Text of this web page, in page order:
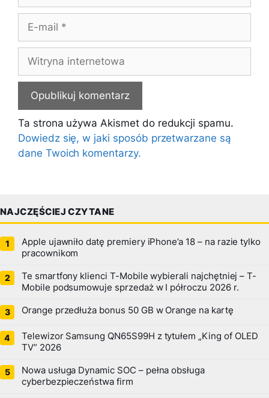
Witryna
internetowa
Ta strona używa Akismet do redukcji spamu.
Dowiedz się, w jaki sposób przetwarzane są
dane Twoich komentarzy.
NAJCZĘŚCIEJ CZYTANE
Apple ujawniło datę premiery iPhone’a 18 – na razie tylko
pracownikom
Te smartfony klienci T-Mobile wybierali najchętniej – T-
Mobile podsumowuje sprzedaż w I półroczu 2026 r.
Orange przedłuża bonus 50 GB w Orange na kartę
Telewizor Samsung QN65S99H z tytułem „King of OLED
TV” 2026
Nowa usługa Dynamic SOC – pełna obsługa
cyberbezpieczeństwa firm